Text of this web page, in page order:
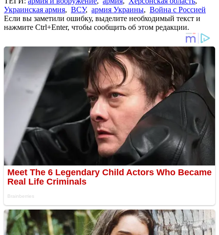
Украинская армия, ВСУ, армия Украины, Война с Россией
Если вы заметили ошибку, выделите необходимый текст и
нажмите Ctrl+Enter, чтобы сообщить об этом редакции.